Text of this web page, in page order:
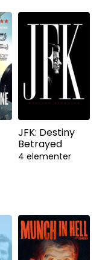
JFK: Destiny
Betrayed
4 elementer